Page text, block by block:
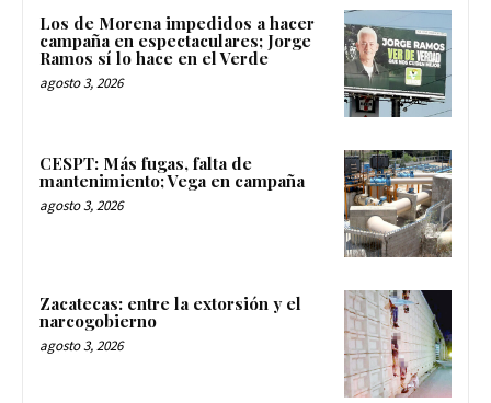
Los de Morena impedidos a hacer
campaña en espectaculares; Jorge
Ramos sí lo hace en el Verde
agosto 3, 2026
CESPT: Más fugas, falta de
mantenimiento; Vega en campaña
agosto 3, 2026
Zacatecas: entre la extorsión y el
narcogobierno
agosto 3, 2026